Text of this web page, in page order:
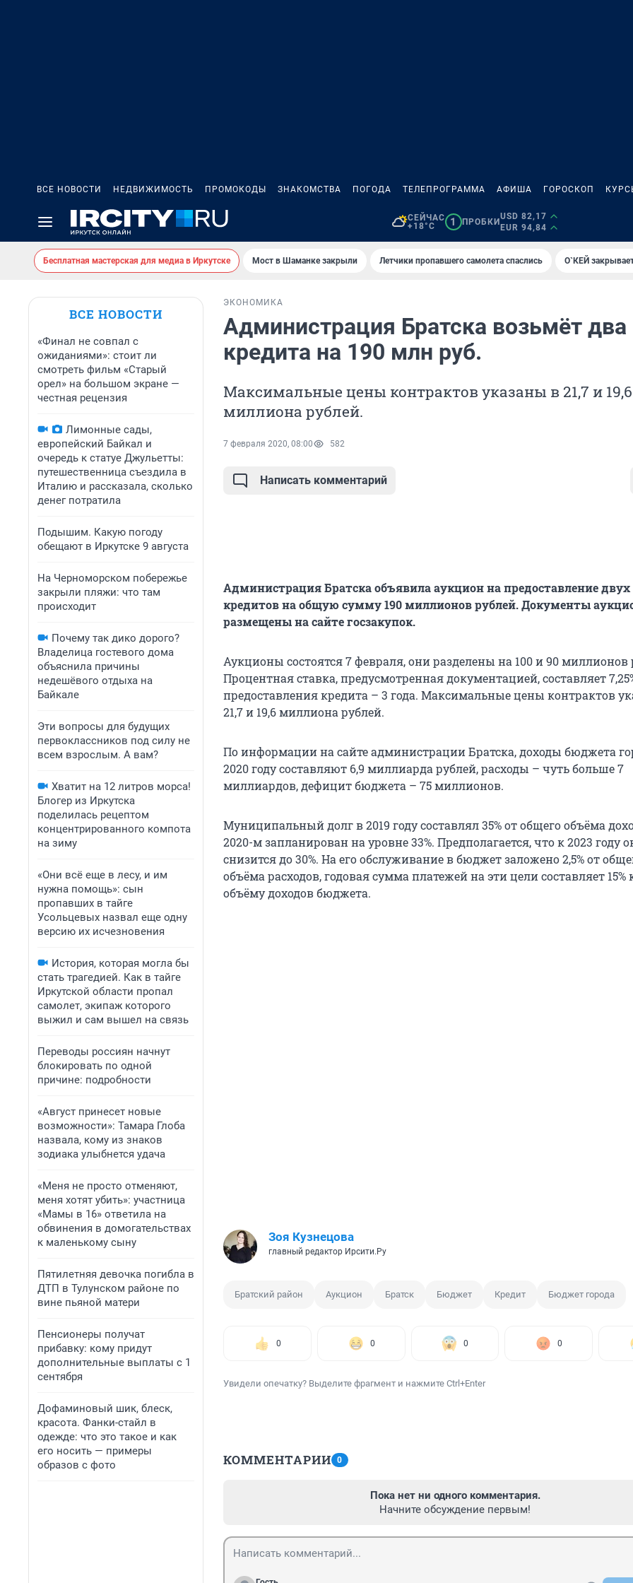
ВСЕ НОВОСТИ НЕДВИЖИМОСТЬ ПРОМОКОДЫ ЗНАКОМСТВА ПОГОДА ТЕЛЕПРОГРАММА АФИША ГОРОСКОП
СЕЙЧАС
+18°C
1 ПРОБКИ
USD 82,17
EUR 94,84
Бесплатная мастерская для медиа в Иркутске Мост в Шаманке закрыли Летчики пропавшего самолета спаслись О`КЕЙ
ВСЕ НОВОСТИ
«Финал не совпал с
ожиданиями»: стоит ли
смотреть фильм «Старый
орел» на большом экране —
честная рецензия
Лимонные сады,
европейский Байкал и
очередь к статуе Джульетты:
путешественница съездила в
Италию и рассказала, сколько
денег потратила
Подышим. Какую погоду
обещают в Иркутске 9 августа
На Черноморском побережье
закрыли пляжи: что там
происходит
Почему так дико дорого?
Владелица гостевого дома
объяснила причины
недешёвого отдыха на
Байкале
Эти вопросы для будущих
первоклассников под силу не
всем взрослым. А вам?
Хватит на 12 литров морса!
Блогер из Иркутска
поделилась рецептом
концентрированного компота
на зиму
«Они всё еще в лесу, и им
нужна помощь»: сын
пропавших в тайге
Усольцевых назвал еще одну
версию их исчезновения
История, которая могла бы
стать трагедией. Как в тайге
Иркутской области пропал
самолет, экипаж которого
выжил и сам вышел на связь
Переводы россиян начнут
блокировать по одной
причине: подробности
«Август принесет новые
возможности»: Тамара Глоба
назвала, кому из знаков
зодиака улыбнется удача
«Меня не просто отменяют,
меня хотят убить»: участница
«Мамы в 16» ответила на
обвинения в домогательствах
к маленькому сыну
Пятилетняя девочка погибла в
ДТП в Тулунском районе по
вине пьяной матери
Пенсионеры получат
прибавку: кому придут
дополнительные выплаты с 1
сентября
Дофаминовый шик, блеск,
красота. Фанки-стайл в
одежде: что это такое и как
его носить — примеры
образов с фото
ЭКОНОМИКА
Администрация Братска возьмёт два
кредита на 190 млн руб.
Максимальные цены контрактов указаны в 21,7 и 19,6
миллиона рублей.
7 февраля 2020, 08:00 582
Написать комментарий
Администрация Братска объявила аукцион на предоставление двух
кредитов на общую сумму 190 миллионов рублей. Документы
размещены на сайте госзакупок.
Аукционы состоятся 7 февраля, они разделены на 100 и 90 миллионов
Процентная ставка, предусмотренная документацией, составляет
предоставления кредита – 3 года. Максимальные цены контрактов
21,7 и 19,6 миллиона рублей.
По информации на сайте администрации Братска, доходы бюджета
2020 году составляют 6,9 миллиарда рублей, расходы – чуть больше 7
миллиардов, дефицит бюджета – 75 миллионов.
Муниципальный долг в 2019 году составлял 35% от общего объёма
2020-м запланирован на уровне 33%. Предполагается, что к 2023 году
снизится до 30%. На его обслуживание в бюджет заложено 2,5% от
объёма расходов, годовая сумма платежей на эти цели составляет
объёму доходов бюджета.
Зоя Кузнецова
главный редактор Ирсити.Ру
Братский район Аукцион Братск Бюджет Кредит Бюджет города
0 0 0 0
Увидели опечатку? Выделите фрагмент и нажмите Ctrl+Enter
КОММЕНТАРИИ 0
Пока нет ни одного комментария.
Начните обсуждение первым!